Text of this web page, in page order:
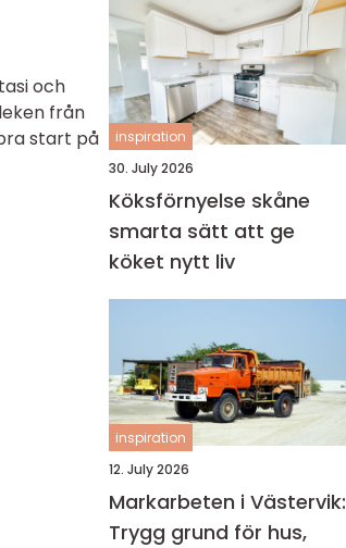
och
från
start på
inspiration
30. July 2026
Köksförnyelse skåne
smarta sätt att ge
köket nytt liv
inspiration
12. July 2026
Markarbeten i Västervik:
Trygg grund för hus,